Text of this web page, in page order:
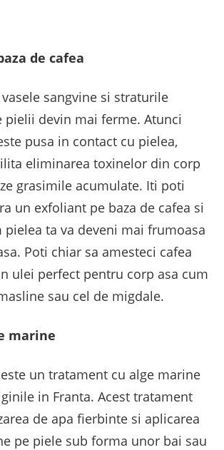
de cafea
sangvine si straturile
pielii devin mai ferme. Atunci
pusa in contact cu pielea,
eliminarea toxinelor din corp
grasimile acumulate. Iti poti
un exfoliant pe baza de cafea si
pielea ta va deveni mai frumoasa
Poti chiar sa amesteci cafea
ulei perfect pentru corp asa cum
sau cel de migdale.
marine
un tratament cu alge marine
in Franta. Acest tratament
de apa fierbinte si aplicarea
pe piele sub forma unor bai sau